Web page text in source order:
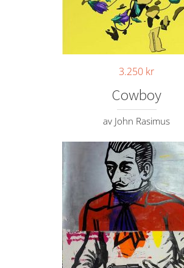
3.250 kr
Cowboy
av John Rasimus